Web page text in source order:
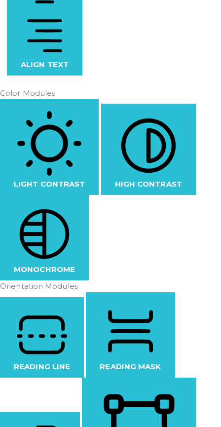
ALIGN TEXT
Color Modules
LIGHT CONTRAST HIGH CONTRAST
MONOCHROME
Orientation Modules
READING LINE READING MASK